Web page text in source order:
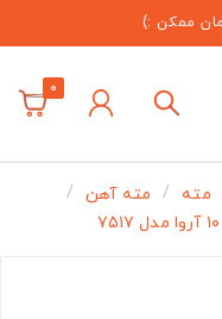
ممکن :)
0
مته
مته آهن